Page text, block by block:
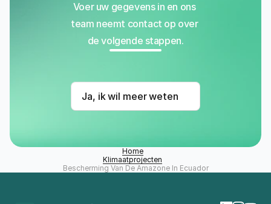
Voer uw gegevens in en ons
team neemt contact op over
de volgende stappen.
Ja, ik wil meer weten
Home
Klimaatprojecten
Bescherming Van De Amazone In Ecuador